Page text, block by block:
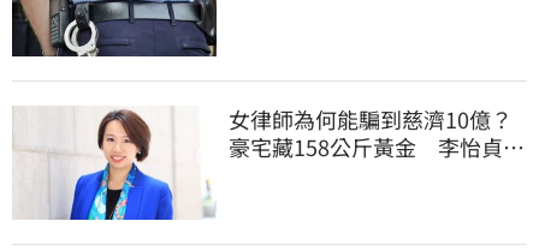
女律師為何能騙到慈濟10億？
豪宅藏158公斤黃金 李怡貞驚